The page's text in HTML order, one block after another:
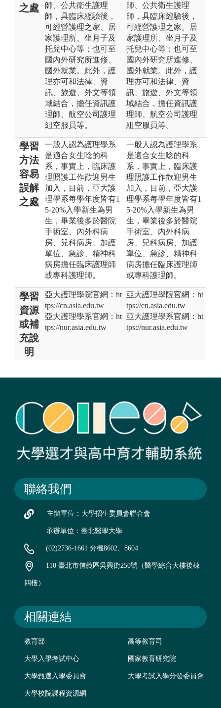
之處
師、公共衛生護理
師，具臨床經驗後，
可經營護理之家、居
家護理所、坐月子及
托兒中心等；也可至
國內外研究所進修、
國外就業。此外，護
理亦可和法律、資
訊、旅遊、外文等領
域結合，擔任資訊護
理師、航空公司護理
組空服員等。
師、公共衛生護理
師，具臨床經驗後，
可經營護理之家、居
家護理所、坐月子及
托兒中心等；也可至
國內外研究所進修、
國外就業。此外，護
理亦可和法律、資
訊、旅遊、外文等領
域結合，擔任資訊護
理師、航空公司護理
組空服員等。
學習
方法
容易
誤解
之處
一般人認為護理學系
是適合女生唸的科
系，事實上，臨床護
理照護工作歡迎男生
加入，目前，亞大護
理學系每學年度皆有1
5-20%入學新生為男
生，畢業後多於醫院
手術室、內外科病
房、兒科病房、加護
單位、急診、精神科
病房擔任臨床護理師
或專科護理師。
一般人認為護理學系
是適合女生唸的科
系，事實上，臨床護
理照護工作歡迎男生
加入，目前，亞大護
理學系每學年度皆有1
5-20%入學新生為男
生，畢業後多於醫院
手術室、內外科病
房、兒科病房、加護
單位、急診、精神科
病房擔任臨床護理師
或專科護理師。
學習
資源
或補
充說
明
亞大護理學院官網：ht
tps://cn.asia.edu.tw
亞大護理學系官網：ht
tps://nur.asia.edu.tw
亞大護理學院官網：ht
tps://cn.asia.edu.tw
亞大護理學系官網：ht
tps://nur.asia.edu.tw
聯絡我們
主辦單位：大學招生委員會聯合會
承辦單位：臺北醫學大學
(02)2736-1661 分機8602、8604
110 臺北市信義區吳興街250號（醫學綜合大樓後棟
四樓）
相關連結
教育部 高等教育司
大學入學考試中心 國家教育研究院
大學甄選入學委員會 大學考試入學分發委員會
大學校院課程資源網